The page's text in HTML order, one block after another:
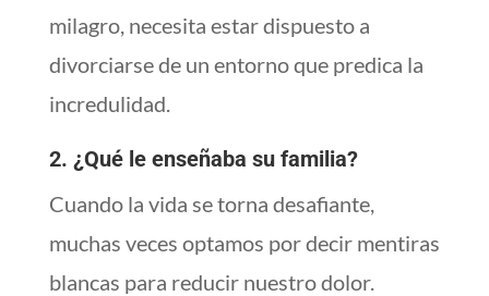
milagro, necesita estar dispuesto a
divorciarse de un entorno que predica la
incredulidad.
2. ¿Qué le enseñaba su familia?
Cuando la vida se torna desafiante,
muchas veces optamos por decir mentiras
blancas para reducir nuestro dolor.